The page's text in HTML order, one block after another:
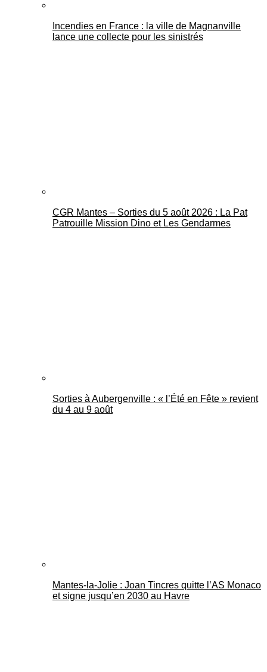
Incendies en France : la ville de Magnanville
lance une collecte pour les sinistrés
CGR Mantes – Sorties du 5 août 2026 : La Pat
Patrouille Mission Dino et Les Gendarmes
Sorties à Aubergenville : « l’Été en Fête » revient
du 4 au 9 août
Mantes-la-Jolie : Joan Tincres quitte l’AS Monaco
et signe jusqu’en 2030 au Havre